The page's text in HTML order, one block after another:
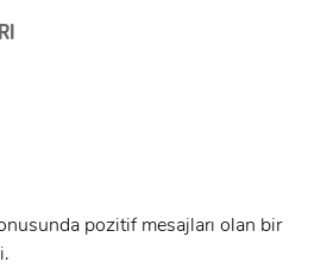
pozitif mesajları olan bir